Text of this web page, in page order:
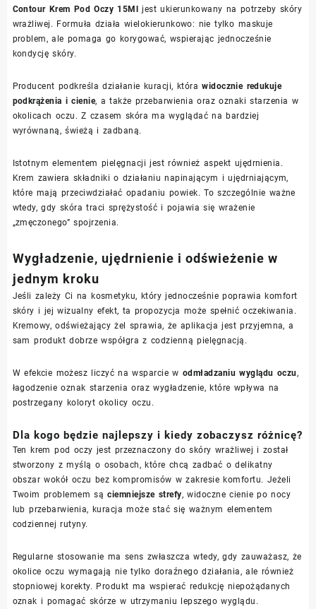
Contour Krem Pod Oczy 15Ml jest ukierunkowany na potrzeby skóry
wrażliwej. Formuła działa wielokierunkowo: nie tylko maskuje
problem, ale pomaga go korygować, wspierając jednocześnie
kondycję skóry.
Producent podkreśla działanie kuracji, którawidocznie redukuje
podkrążenia i cienie, a także przebarwienia oraz oznaki starzenia w
okolicach oczu. Z czasem skóra ma wyglądać na bardziej
wyrównaną, świeżą i zadbaną.
Istotnym elementem pielęgnacji jest również aspekt ujędrnienia.
Krem zawiera składniki o działaniu napinającym i ujędrniającym,
które mają przeciwdziałać opadaniu powiek. To szczególnie ważne
wtedy, gdy skóra traci sprężystość i pojawia się wrażenie
„zmęczonego” spojrzenia.
Wygładzenie, ujędrnienie i odświeżenie w
jednym kroku
Jeśli zależy Ci na kosmetyku, który jednocześnie poprawia komfort
skóry i jej wizualny efekt, ta propozycja może spełnić oczekiwania.
Kremowy, odświeżający żel sprawia, że aplikacja jest przyjemna, a
sam produkt dobrze współgra z codzienną pielęgnacją.
W efekcie możesz liczyć na wsparcie w odmładzaniu wyglądu oczu ,
łagodzenie oznak starzenia oraz wygładzenie, które wpływa na
postrzegany koloryt okolicy oczu.
Dla kogo będzie najlepszy i kiedy zobaczysz różnicę?
Ten krem pod oczy jest przeznaczony do skóry wrażliwej i został
stworzony z myślą o osobach, które chcą zadbać o delikatny
obszar wokół oczu bez kompromisów w zakresie komfortu. Jeżeli
Twoim problemem sąciemniejsze strefy, widoczne cienie po nocy
lub przebarwienia, kuracja może stać się ważnym elementem
codziennej rutyny.
Regularne stosowanie ma sens zwłaszcza wtedy, gdy zauważasz, że
okolice oczu wymagają nie tylko doraźnego działania, ale również
stopniowej korekty. Produkt ma wspierać redukcję niepożądanych
oznak i pomagać skórze w utrzymaniu lepszego wyglądu.